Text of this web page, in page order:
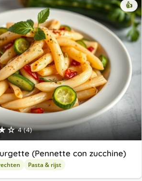
4 (4)
👍
(Pennette con zucchine)
Pasta & rijst